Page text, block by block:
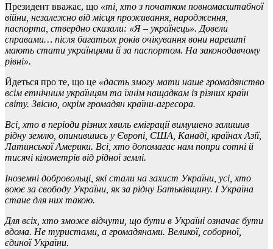
Президент вважає, що «ті, хто з початком повномасштабної
війни, незалежно від місця проживання, народження,
паспорта, ствердно сказали: «Я – українець». Довели
справами… після багатьох років очікування вони нарешті
мають стати українцями й за паспортом. На законодавчому
рівні».
Йдеться про те, що це «дасть змогу мати наше громадянство
всім етнічним українцям та їхнім нащадкам із різних країн
світу. Звісно, окрім громадян країни-агресора.
Всі, хто в періоди різних хвиль еміграції вимушено залишив
рідну землю, опинившись у Європі, США, Канаді, країнах Азії,
Латинської Америки. Всі, хто допомагає нам попри сотні й
тисячі кілометрів від рідної землі.
Іноземні добровольці, які стали на захист України, усі, хто
воює за свободу України, як за рідну Батьківщину. І Україна
стане для них такою.
Для всіх, хто зможе відчути, що бути в Україні означає бути
вдома. Не туристами, а громадянами. Великої, соборної,
єдиної України.